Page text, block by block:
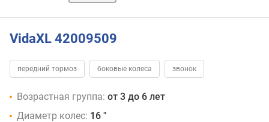
VidaXL 42009509
передний тормоз боковые колеса звонок
Возрастная группа: от 3 до 6 лет
Диаметр колес: 16 "